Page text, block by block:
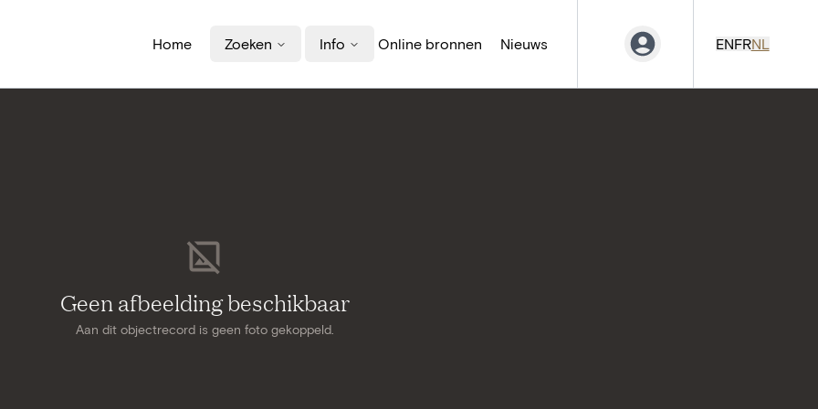
Home Zoeken Info Online bronnen Nieuws ENFRNL
Geen afbeelding beschikbaar
Aan dit objectrecord is geen foto gekoppeld.